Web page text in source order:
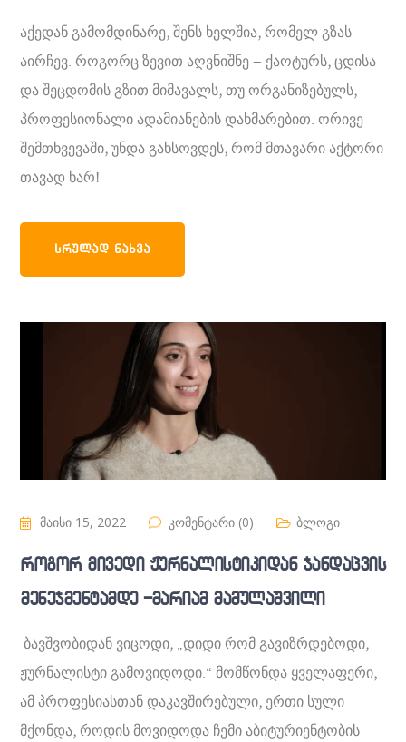
აქედან გამომდინარე, შენს ხელშია, რომელ გზას
აირჩევ. როგორც ზევით აღვნიშნე – ქაოტურს, ცდისა
და შეცდომის გზით მიმავალს, თუ ორგანიზებულს,
პროფესიონალი ადამიანების დახმარებით. ორივე
შემთხვევაში, უნდა გახსოვდეს, რომ მთავარი აქტორი
თავად ხარ!
ᲡᲠᲣᲚᲐᲓ ᲜᲐᲮᲕᲐ
მაისი 15, 2022 კომენტარი (0) ბლოგი
როგორ მივედი ჟურნალისტიკიდან ჯანდაცვის
მენეჯმენტამდე -მარიამ მამულაშვილი
ბავშვობიდან ვიცოდი, „დიდი რომ გავიზრდებოდი,
ჟურნალისტი გამოვიდოდი.“ მომწონდა ყველაფერი,
ამ პროფესიასთან დაკავშირებული, ერთი სული
მქონდა, როდის მოვიდოდა ჩემი აბიტურიენტობის